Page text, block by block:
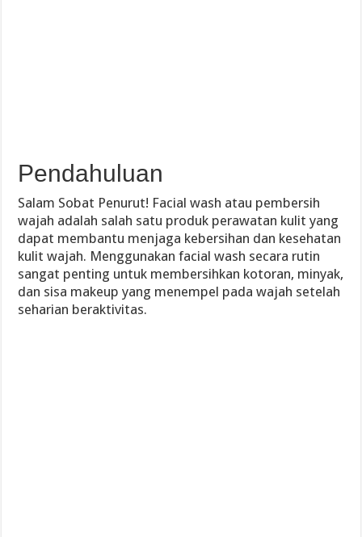
Pendahuluan
Salam Sobat Penurut! Facial wash atau pembersih
wajah adalah salah satu produk perawatan kulit yang
dapat membantu menjaga kebersihan dan kesehatan
kulit wajah. Menggunakan facial wash secara rutin
sangat penting untuk membersihkan kotoran, minyak,
dan sisa makeup yang menempel pada wajah setelah
seharian beraktivitas.